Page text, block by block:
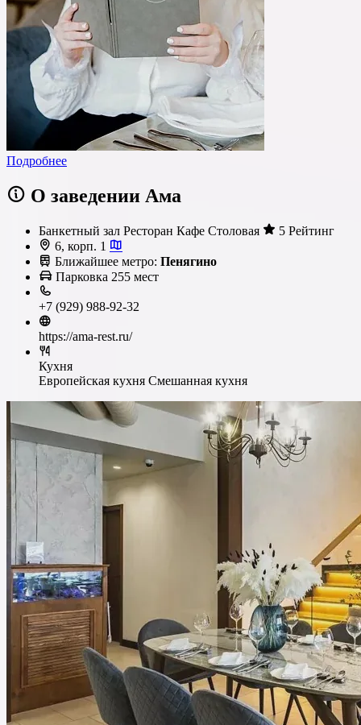
Подробнее
О заведении Ама
Банкетный зал Ресторан Кафе Столовая
5 Рейтинг
6, корп. 1
Ближайшее метро: Пенягино
Парковка 255 мест
+7 (929) 988-92-32
https://ama-rest.ru/
Кухня
Европейская кухня Смешанная кухня